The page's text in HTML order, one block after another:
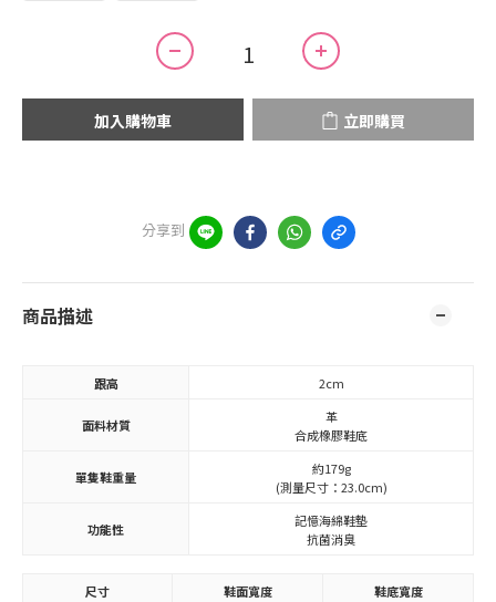
加入購物車 立即購買
分享到
商品描述
跟高 2cm
面料材質
革
合成橡膠鞋底
單隻鞋重量
約179g
(測量尺寸：23.0cm)
功能性
記憶海綿鞋墊
抗菌消臭
尺寸 鞋面寬度
鞋底寬度